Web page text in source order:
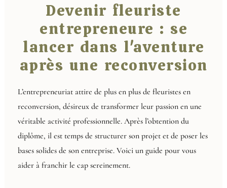
Devenir fleuriste
entrepreneure : se
lancer dans l'aventure
après une reconversion
L’entrepreneuriat attire de plus en plus de fleuristes en
reconversion, désireux de transformer leur passion en une
véritable activité professionnelle. Après l’obtention du
diplôme, il est temps de structurer son projet et de poser les
bases solides de son entreprise. Voici un guide pour vous
aider à franchir le cap sereinement.